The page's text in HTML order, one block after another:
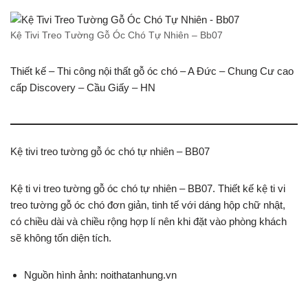
Kệ Tivi Treo Tường Gỗ Óc Chó Tự Nhiên – Bb07
Thiết kế – Thi công nội thất gỗ óc chó – A Đức – Chung Cư cao
cấp Discovery – Cầu Giấy – HN
Kệ tivi treo tường gỗ óc chó tự nhiên – BB07
Kệ ti vi treo tường gỗ óc chó tự nhiên – BB07. Thiết kế kệ ti vi
treo tường gỗ óc chó đơn giản, tinh tế với dáng hộp chữ nhật,
có chiều dài và chiều rộng hợp lí nên khi đặt vào phòng khách
sẽ không tốn diện tích.
Nguồn hình ảnh: noithatanhung.vn